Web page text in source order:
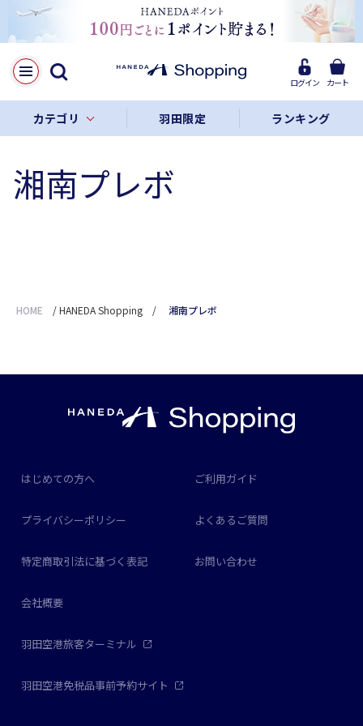
ログイン カート
カテゴリ 羽田限定 ランキング
湘南プレボ
HOME /HANEDA Shopping / 湘南プレボ
はじめての方へ ご利用ガイド
プライバシーポリシー よくあるご質問
特定商取引法に基づく表記 お問い合わせ
会社概要
羽田空港旅客ターミナル
羽田空港免税品事前予約サイト